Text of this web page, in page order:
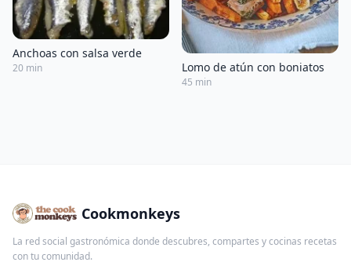
Anchoas con salsa verde
20 min Lomo de atún con boniatos
45 min
Cookmonkeys
La red social gastronómica donde descubres, compartes y cocinas recetas
con tu comunidad.